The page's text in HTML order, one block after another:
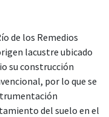
de los Remedios
lacustre ubicado
su construcción
por lo que se
del suelo en el